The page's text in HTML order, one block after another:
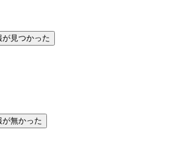
見つかった
無かった